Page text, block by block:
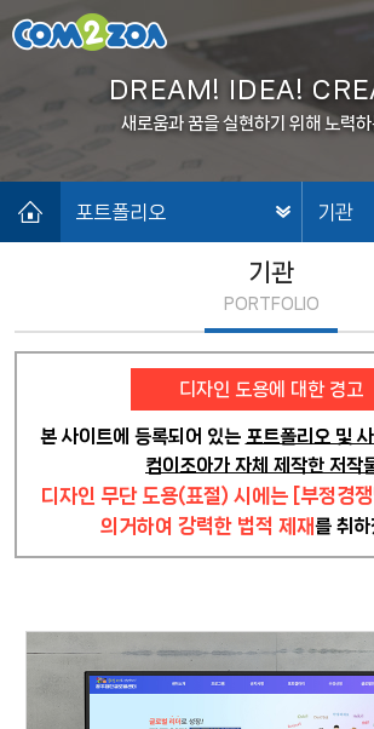
DREAM! IDEA!
새로움과 꿈을 실현하기 위해 노력
포트폴리오 기관
기관
PORTFOLIO
디자인 도용에 대한 경고
본 사이트에 등록되어 있는 포트폴리오 및
컴이조아가 자체 제작한 저작
디자인 무단 도용(표절) 시에는 [부정경
의거하여 강력한 법적 제재를 취